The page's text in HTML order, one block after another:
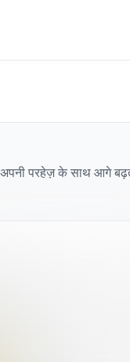
अपनी परहेज़ के साथ आगे